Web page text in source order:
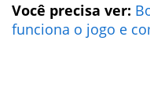
Você precisa ver:
funciona o jogo e